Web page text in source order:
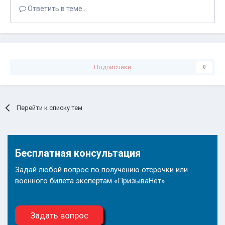
Ответить в теме...
Подписчики 0
Перейти к списку тем
Бесплатная консультация
Задай любой вопрос по получению отсрочки или
военного билета экспертам «ПризываНет»
Задать вопрос